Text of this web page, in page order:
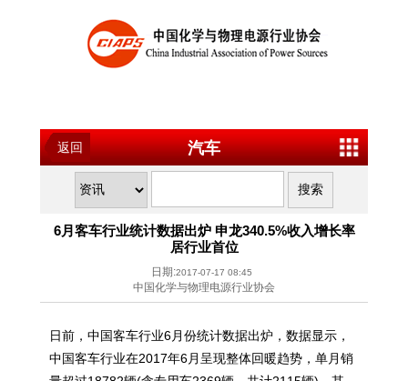
返回 汽车
6月客车行业统计数据出炉 申龙340.5%收入增长率
居行业首位
日期:2017-07-17 08:45
中国化学与物理电源行业协会
日前，中国客车行业6月份统计数据出炉，数据显示，
中国客车行业在2017年6月呈现整体回暖趋势，单月销